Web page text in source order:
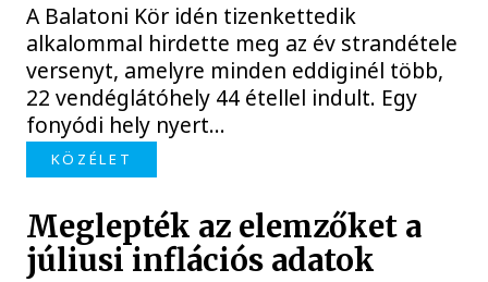
A Balatoni Kör idén tizenkettedik
alkalommal hirdette meg az év strandétele
versenyt, amelyre minden eddiginél több,
22 vendéglátóhely 44 étellel indult. Egy
fonyódi hely nyert...
KÖZÉLET
Meglepték az elemzőket a
júliusi inflációs adatok